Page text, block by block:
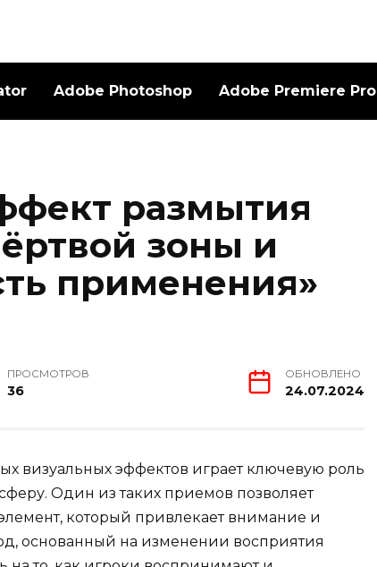
Adobe Photoshop Adobe Premiere Pro
размытия
зоны и
применения»
ПРОСМОТРОВ
36
ОБНОВЛЕНО
24.07.2024
визуальных эффектов играет ключевую роль
Один из таких приемов позволяет
который привлекает внимание и
основанный на изменении восприятия